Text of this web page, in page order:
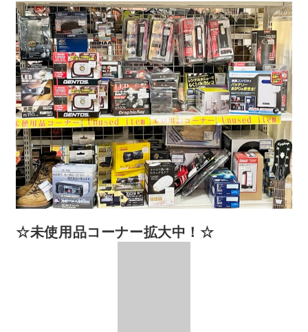
☆未使用品コーナー拡大中！☆